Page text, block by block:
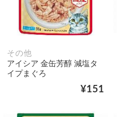
その他
アイシア 金缶芳醇 減塩タ
イプまぐろ
¥151